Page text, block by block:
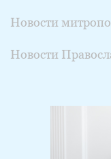
Новости
Новости